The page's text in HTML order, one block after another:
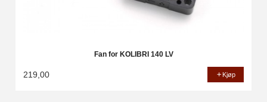
Fan for KOLIBRI 140 LV
219,00 Kjøp